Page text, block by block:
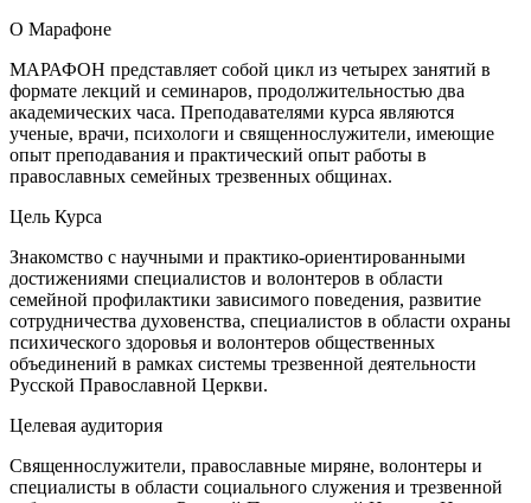
О Марафоне
МАРАФОН представляет собой цикл из четырех занятий в
формате лекций и семинаров, продолжительностью два
академических часа. Преподавателями курса являются
ученые, врачи, психологи и священнослужители, имеющие
опыт преподавания и практический опыт работы в
православных семейных трезвенных общинах.
Цель Курса
Знакомство с научными и практико-ориентированными
достижениями специалистов и волонтеров в области
семейной профилактики зависимого поведения, развитие
сотрудничества духовенства, специалистов в области охраны
психического здоровья и волонтеров общественных
объединений в рамках системы трезвенной деятельности
Русской Православной Церкви.
Целевая аудитория
Священнослужители, православные миряне, волонтеры и
специалисты в области социального служения и трезвенной